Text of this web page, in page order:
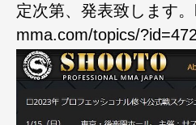
定次第、発表致します
mma.com/topics/